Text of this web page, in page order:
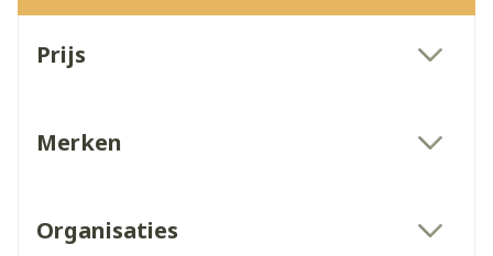
Prijs
Merken
Organisaties